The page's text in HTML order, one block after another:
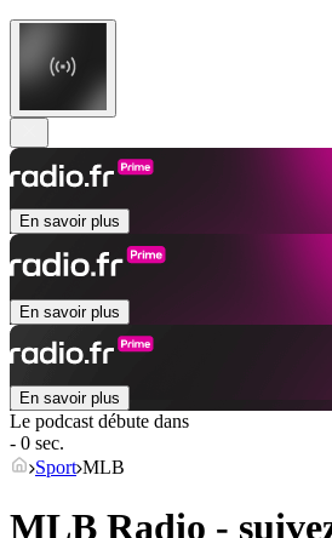
En savoir plus
En savoir plus
En savoir plus
Le podcast débute dans
- 0 sec.
Sport MLB
MLB Radio -